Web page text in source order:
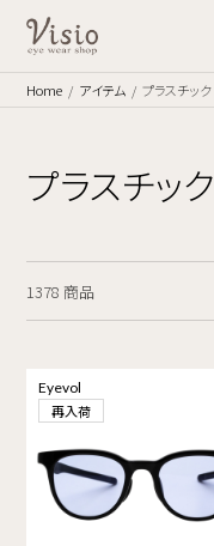
Home アイテム プラスチック
プラスチック
1378 商品
Eyevol
再入荷